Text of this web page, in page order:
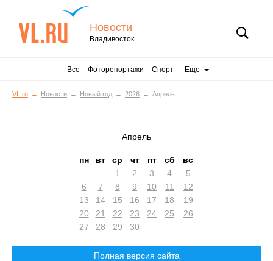
Новости
Владивосток
Все Фоторепортажи Спорт Еще
VL.ru Новости Новый год 2026 Апрель
Апрель
пн вт ср чт пт сб
вс
1
2 3 4
5
6
7 8 9 10 11
12
13
14 15 16 17 18
19
20
21 22 23 24 25
26
27
28 29 30
Полная версия сайта